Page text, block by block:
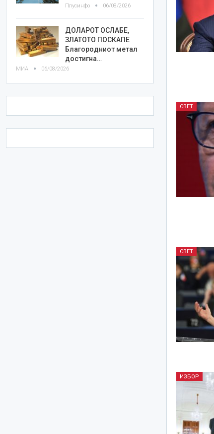
СВЕТ
СВЕТ
ИЗБОР
Плусинфо 06/08/2026
ДОЛАРОТ ОСЛАБЕ,
ЗЛАТОТО ПОСКАПЕ
Благородниот метал
достигна…
МИА 06/08/2026